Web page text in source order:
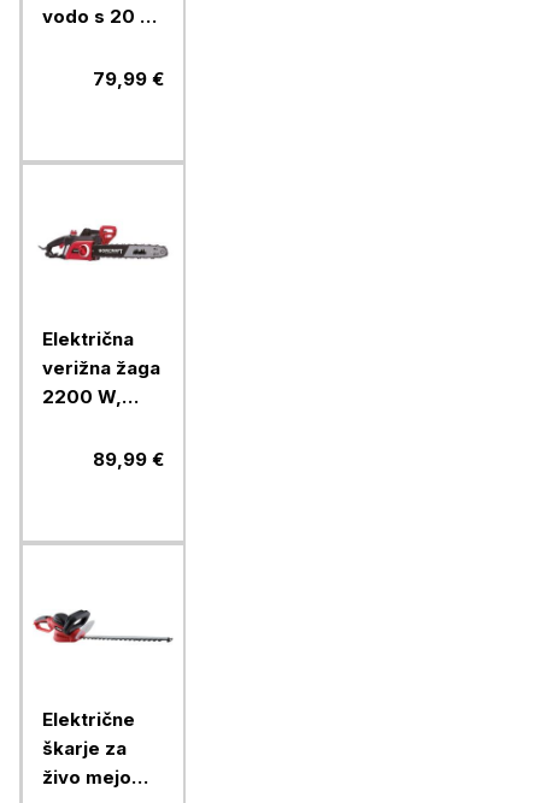
vodo s 20 m
priključki79,99 €
Električna
verižna žaga
2200 W,
3/8"PICCO,
89,99 €
Električne
škarje za
živo mejo